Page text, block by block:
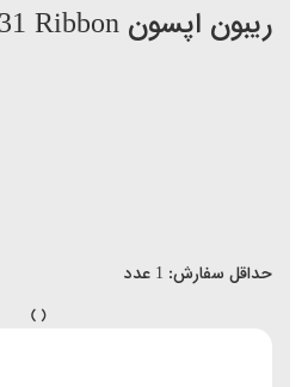
ریبون اپسون Epson ERC-31 Ribbon
حداقل سفارش: 1 عدد